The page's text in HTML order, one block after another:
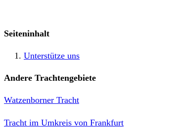
Seiteninhalt
Unterstütze uns
Andere Trachtengebiete
Watzenborner Tracht
Tracht im Umkreis von Frankfurt